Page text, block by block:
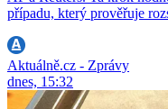
případu, který prověřuje
Aktuálně.cz - Zprávy
dnes, 15:32